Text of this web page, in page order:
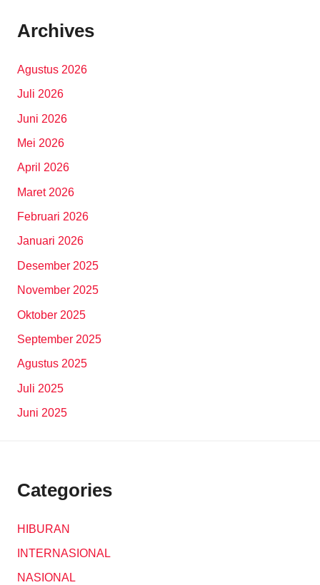
Archives
Agustus 2026
Juli 2026
Juni 2026
Mei 2026
April 2026
Maret 2026
Februari 2026
Januari 2026
Desember 2025
November 2025
Oktober 2025
September 2025
Agustus 2025
Juli 2025
Juni 2025
Categories
HIBURAN
INTERNASIONAL
NASIONAL